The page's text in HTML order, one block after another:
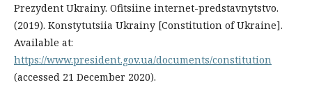
Prezydent Ukrainy. Ofitsiine internet-predstavnytstvo.
(2019). Konstytutsiia Ukrainy [Constitution of Ukraine].
Available at:
https://www.president.gov.ua/documents/constitution
(accessed 21 December 2020).